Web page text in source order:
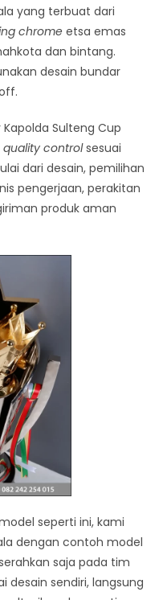
yang terbuat dari
chromeetsa emas
dan bintang.
desain bundar
Sulteng Cup
quality controlsesuai
dari desain, pemilihan
pengerjaan, perakitan
produk aman
seperti ini, kami
dengan contoh model
saja pada tim
desain sendiri, langsung